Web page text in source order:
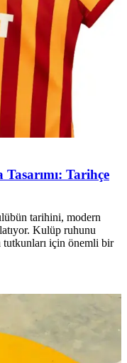
Tarihçe
tarihini, modern
Kulüp ruhunu
tutkunları için önemli bir